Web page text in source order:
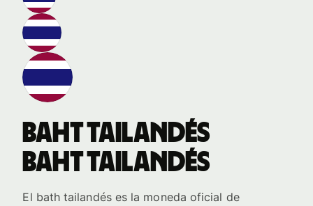
baht tailandés
baht tailandés
El bath tailandés es la moneda oficial de